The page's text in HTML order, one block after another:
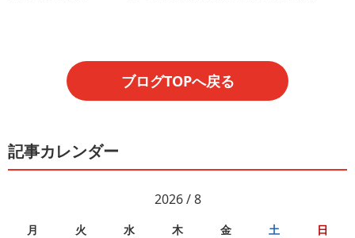
ブログTOPへ戻る
記事カレンダー
2026 / 8
月 火 水 木 金 土 日